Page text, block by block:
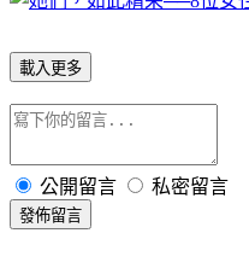
載入更多
公開留言 私密留言
發佈留言